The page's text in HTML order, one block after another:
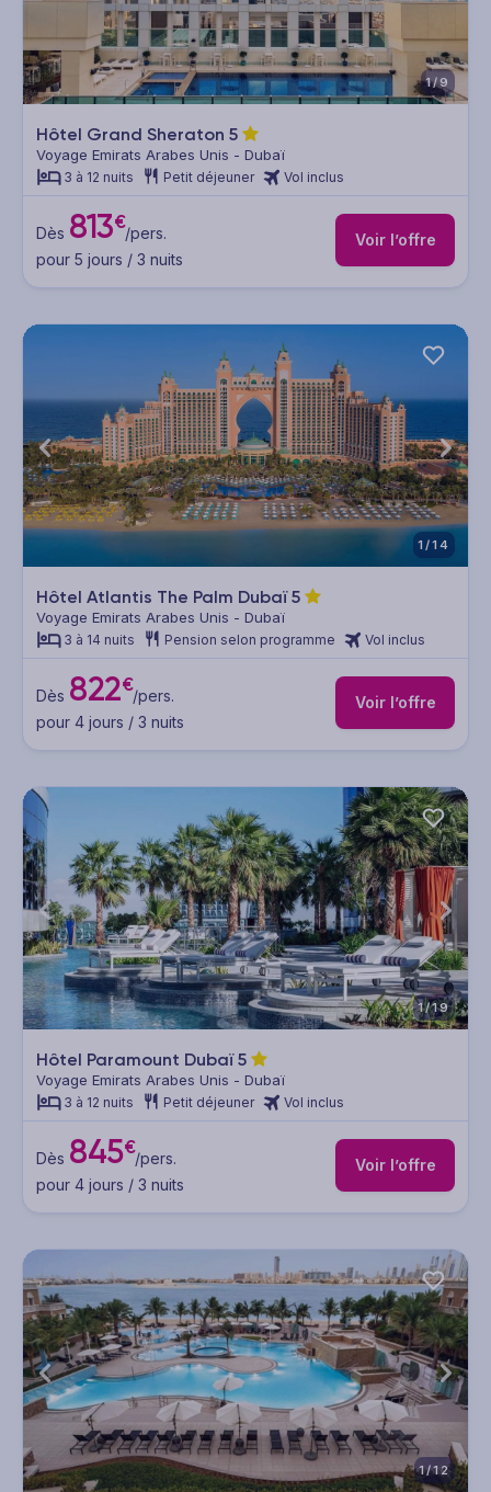
1/9
Hôtel Grand Sheraton 5
Voyage Emirats Arabes Unis - Dubaï
3 à 12 nuits Petit déjeuner Vol inclus
Dès 813€/pers.
pour 5 jours / 3 nuits
Voir l’offre
1/14
Hôtel Atlantis The Palm Dubaï5
Voyage Emirats Arabes Unis - Dubaï
3 à 14 nuits Pension selon programme Vol inclus
Dès 822€/pers.
pour 4 jours / 3 nuits
Voir l’offre
1/19
Hôtel Paramount Dubaï5
Voyage Emirats Arabes Unis - Dubaï
3 à 12 nuits Petit déjeuner Vol inclus
Dès 845€/pers.
pour 4 jours / 3 nuits
Voir l’offre
1/12